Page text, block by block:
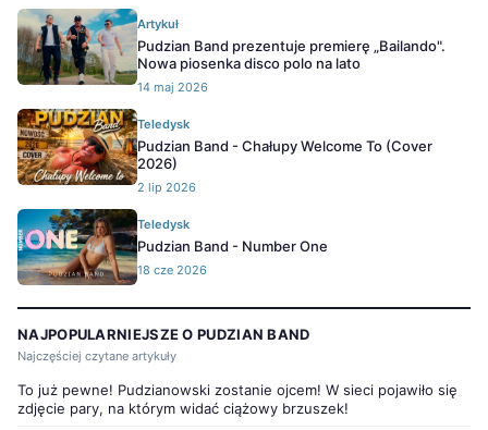
Artykuł
Pudzian Band prezentuje premierę „Bailando".
Nowa piosenka disco polo na lato
14 maj 2026
Teledysk
Pudzian Band - Chałupy Welcome To (Cover
2026)
2 lip 2026
Teledysk
Pudzian Band - Number One
18 cze 2026
NAJPOPULARNIEJSZE O PUDZIAN BAND
Najczęściej czytane artykuły
To już pewne! Pudzianowski zostanie ojcem! W sieci pojawiło się
zdjęcie pary, na którym widać ciążowy brzuszek!